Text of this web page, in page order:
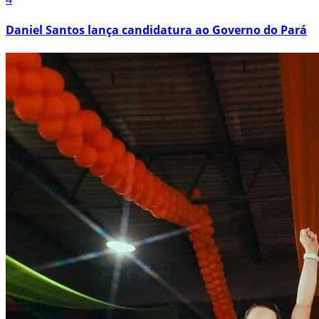
Daniel Santos lança candidatura ao Governo do Pará